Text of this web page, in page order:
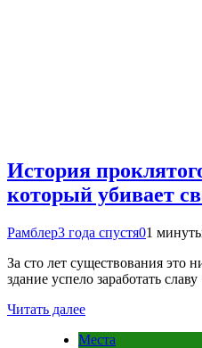
История
который убивает
Рамблер3 года спустя01
За сто лет существования это
здание успело заработать
Читать далее
Места